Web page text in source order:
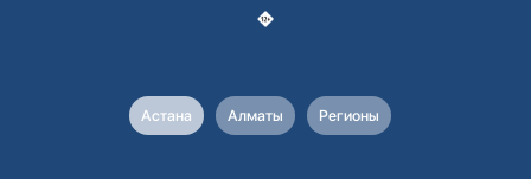
Астана Алматы Регионы